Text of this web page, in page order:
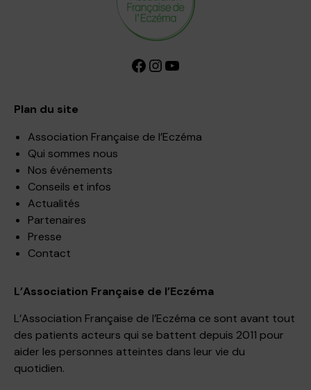
Facebook InstagramYouTube
Plan du site
Association Française de l’Eczéma
Qui sommes nous
Nos événements
Conseils et infos
Actualités
Partenaires
Presse
Contact
L’Association Française de l’Eczéma
L’Association Française de l’Eczéma ce sont avant tout
des patients acteurs qui se battent depuis 2011 pour
aider les personnes atteintes dans leur vie du
quotidien.